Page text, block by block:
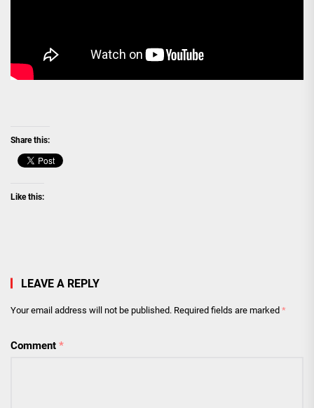
Share this:
Like this:
LEAVE A REPLY
Your email address will not be published. Required fields are marked *
Comment *